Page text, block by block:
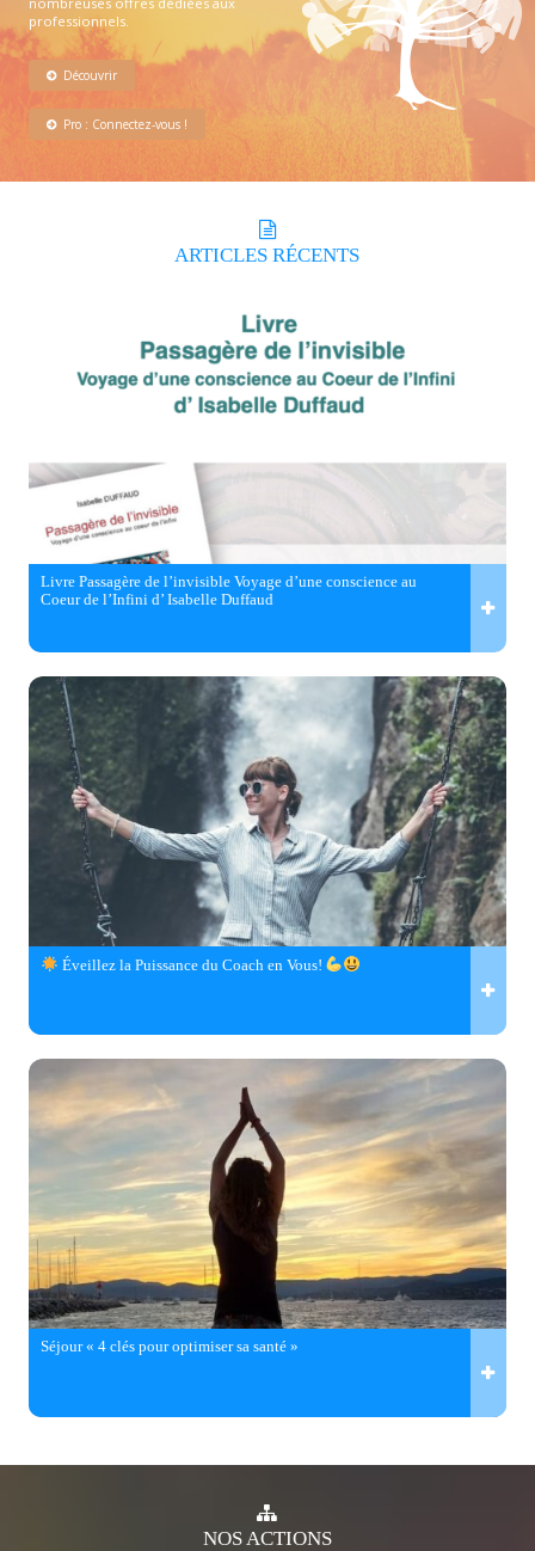
professionnels.
Découvrir
Pro : Connectez-vous !
ARTICLES RÉCENTS
Livre Passagère de l’invisible Voyage d’une conscience au
Coeur de l’Infini d’ Isabelle Duffaud
Éveillez la Puissance du Coach en Vous!
Séjour « 4 clés pour optimiser sa santé »
NOSACTIONS